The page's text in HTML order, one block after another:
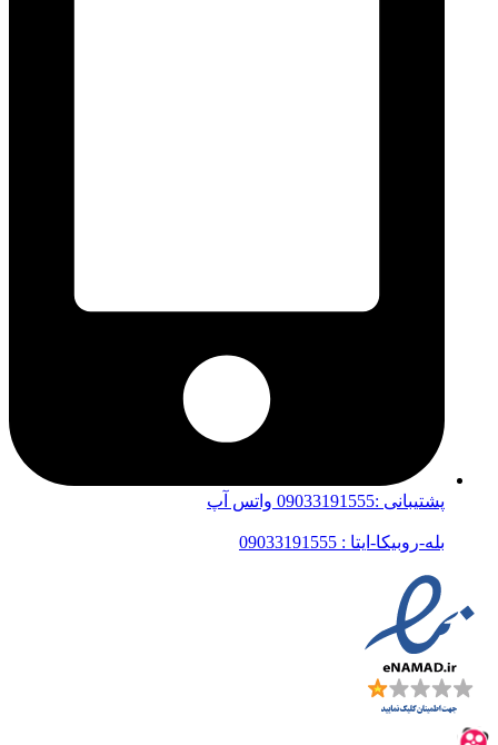
پشتیبانی :09033191555 واتس آپ
بله-روبیکا-ایتا : 09033191555